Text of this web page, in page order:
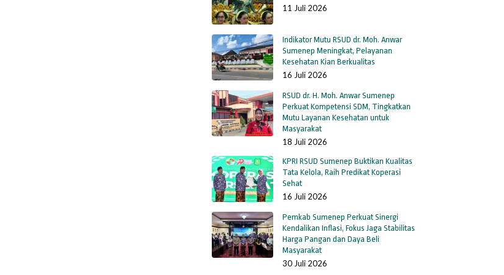
11 Juli 2026
Indikator Mutu RSUD dr. Moh. Anwar
Sumenep Meningkat, Pelayanan
Kesehatan Kian Berkualitas
16 Juli 2026
RSUD dr. H. Moh. Anwar Sumenep
Perkuat Kompetensi SDM, Tingkatkan
Mutu Layanan Kesehatan untuk
Masyarakat
18 Juli 2026
KPRI RSUD Sumenep Buktikan Kualitas
Tata Kelola, Raih Predikat Koperasi
Sehat
16 Juli 2026
Pemkab Sumenep Perkuat Sinergi
Kendalikan Inflasi, Fokus Jaga Stabilitas
Harga Pangan dan Daya Beli
Masyarakat
30 Juli 2026